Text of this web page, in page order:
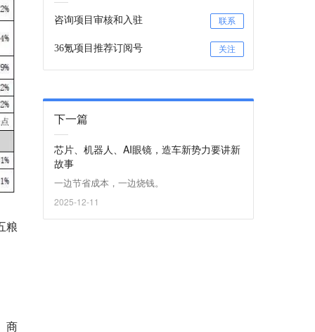
粮
商
咨询项目审核和入驻 联系
36氪项目推荐订阅号 关注
下一篇
芯片、机器人、AI眼镜，造车新势力要讲新
故事
一边节省成本，一边烧钱。
2025-12-11